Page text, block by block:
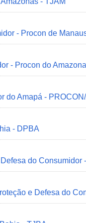
- Procon de
- Procon do
do Amapá -
- DPBA
do Consumidor
e Defesa do